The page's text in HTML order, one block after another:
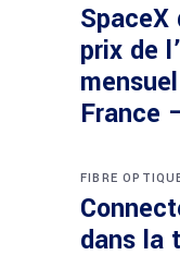
SpaceX
prix de
France
FIBRE
dans la